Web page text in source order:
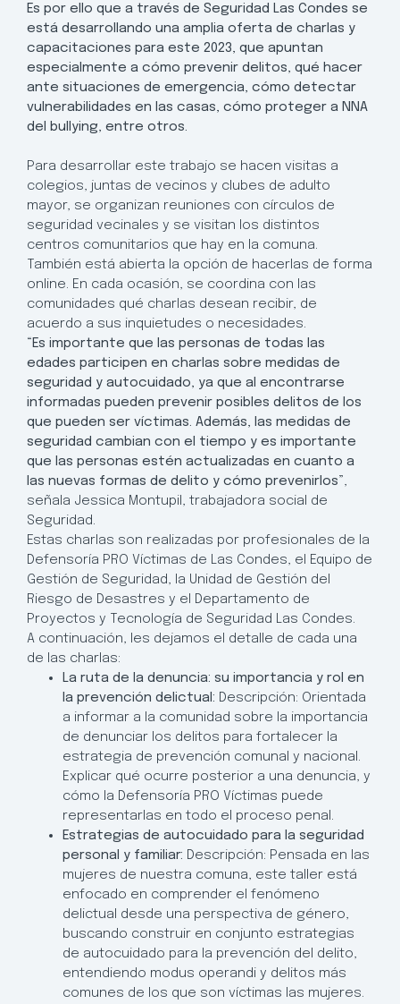
Es por ello que a través de Seguridad Las Condes se
está desarrollando una amplia oferta de charlas y
capacitaciones para este 2023, que apuntan
especialmente a cómo prevenir delitos, qué hacer
ante situaciones de emergencia, cómo detectar
vulnerabilidades en las casas, cómo proteger a NNA
del bullying, entre otros.
Para desarrollar este trabajo se hacen visitas a
colegios, juntas de vecinos y clubes de adulto
mayor, se organizan reuniones con círculos de
seguridad vecinales y se visitan los distintos
centros comunitarios que hay en la comuna.
También está abierta la opción de hacerlas de forma
online. En cada ocasión, se coordina con las
comunidades qué charlas desean recibir, de
acuerdo a sus inquietudes o necesidades.
“Es importante que las personas de todas las
edades participen en charlas sobre medidas de
seguridad y autocuidado, ya que al encontrarse
informadas pueden prevenir posibles delitos de los
que pueden ser víctimas. Además, las medidas de
seguridad cambian con el tiempo y es importante
que las personas estén actualizadas en cuanto a
las nuevas formas de delito y cómo prevenirlos”,
señala Jessica Montupil, trabajadora social de
Seguridad.
Estas charlas son realizadas por profesionales de la
Defensoría PRO Víctimas de Las Condes, el Equipo de
Gestión de Seguridad, la Unidad de Gestión del
Riesgo de Desastres y el Departamento de
Proyectos y Tecnología de Seguridad Las Condes.
A continuación, les dejamos el detalle de cada una
de las charlas:
La ruta de la denuncia: su importancia y rol en
la prevención delictual: Descripción: Orientada
a informar a la comunidad sobre la importancia
de denunciar los delitos para fortalecer la
estrategia de prevención comunal y nacional.
Explicar qué ocurre posterior a una denuncia, y
cómo la Defensoría PRO Víctimas puede
representarlas en todo el proceso penal.
Estrategias de autocuidado para la seguridad
personal y familiar: Descripción: Pensada en las
mujeres de nuestra comuna, este taller está
enfocado en comprender el fenómeno
delictual desde una perspectiva de género,
buscando construir en conjunto estrategias
de autocuidado para la prevención del delito,
entendiendo modus operandi y delitos más
comunes de los que son víctimas las mujeres.